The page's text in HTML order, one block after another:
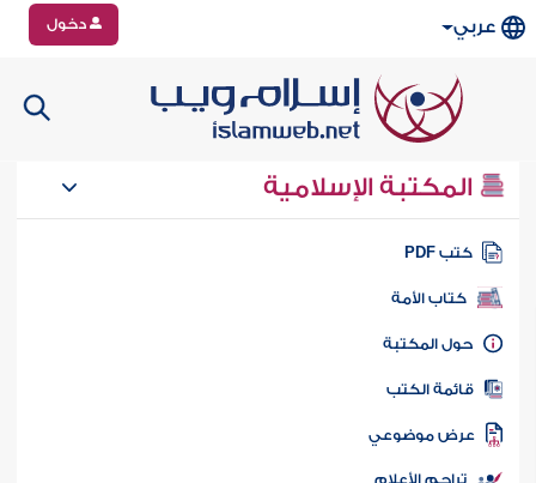
عربي دخول
المكتبة الإسلامية
كتب PDF
كتاب الأمة
المكتبة
الكتب